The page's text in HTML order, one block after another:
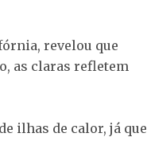
revelou que
as claras refletem
ilhas de calor, já que